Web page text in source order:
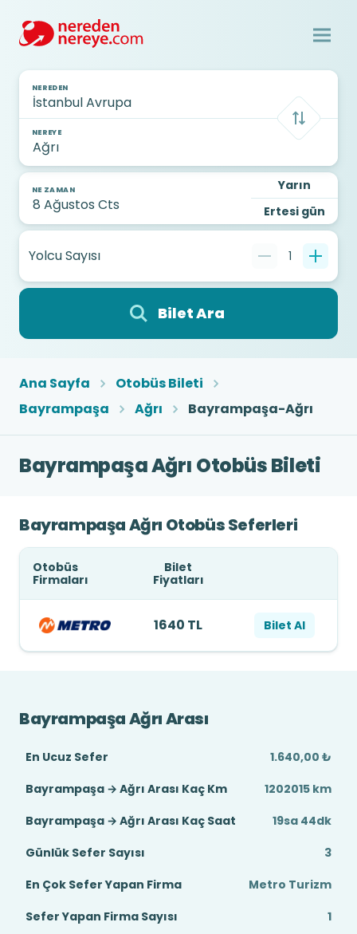
NEREDEN
NEREYE
NE ZAMAN
Yarın
Ertesi gün
Yolcu Sayısı 1
Bilet Ara
Ana Sayfa
Otobüs Bileti
Bayrampaşa
Ağrı Bayrampaşa-Ağrı
Bayrampaşa Ağrı Otobüs Bileti
Bayrampaşa Ağrı Otobüs Seferleri
Otobüs
Firmaları
Bilet
Fiyatları
1640 TL Bilet Al
Bayrampaşa Ağrı Arası
En Ucuz Sefer
1.640,00 ₺
Bayrampaşa → Ağrı Arası Kaç Km
1202015 km
Bayrampaşa → Ağrı Arası Kaç Saat
19sa 44dk
Günlük Sefer Sayısı
3
En Çok Sefer Yapan Firma
Metro Turizm
Sefer Yapan Firma Sayısı
1